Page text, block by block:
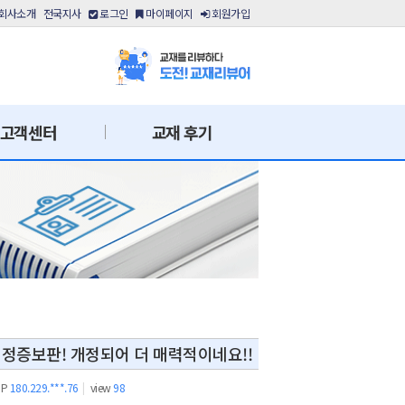
사소개 전국지사 로그인 마이페이지 회원가입
고객센터 교재 후기
증보판! 개정되어 더 매력적이네요!!
180.229.***.76 | view 98